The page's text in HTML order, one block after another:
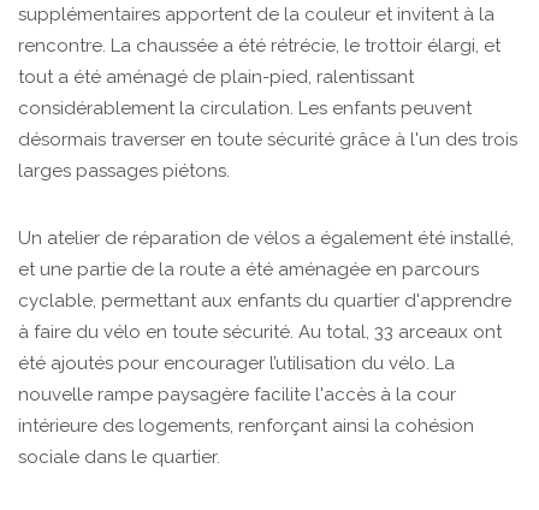
supplémentaires apportent de la couleur et invitent à la
rencontre. La chaussée a été rétrécie, le trottoir élargi, et
tout a été aménagé de plain-pied, ralentissant
considérablement la circulation. Les enfants peuvent
désormais traverser en toute sécurité grâce à l'un des trois
larges passages piétons.
Un atelier de réparation de vélos a également été installé,
et une partie de la route a été aménagée en parcours
cyclable, permettant aux enfants du quartier d'apprendre
à faire du vélo en toute sécurité. Au total, 33 arceaux ont
été ajoutés pour encourager l’utilisation du vélo. La
nouvelle rampe paysagère facilite l'accès à la cour
intérieure des logements, renforçant ainsi la cohésion
sociale dans le quartier.